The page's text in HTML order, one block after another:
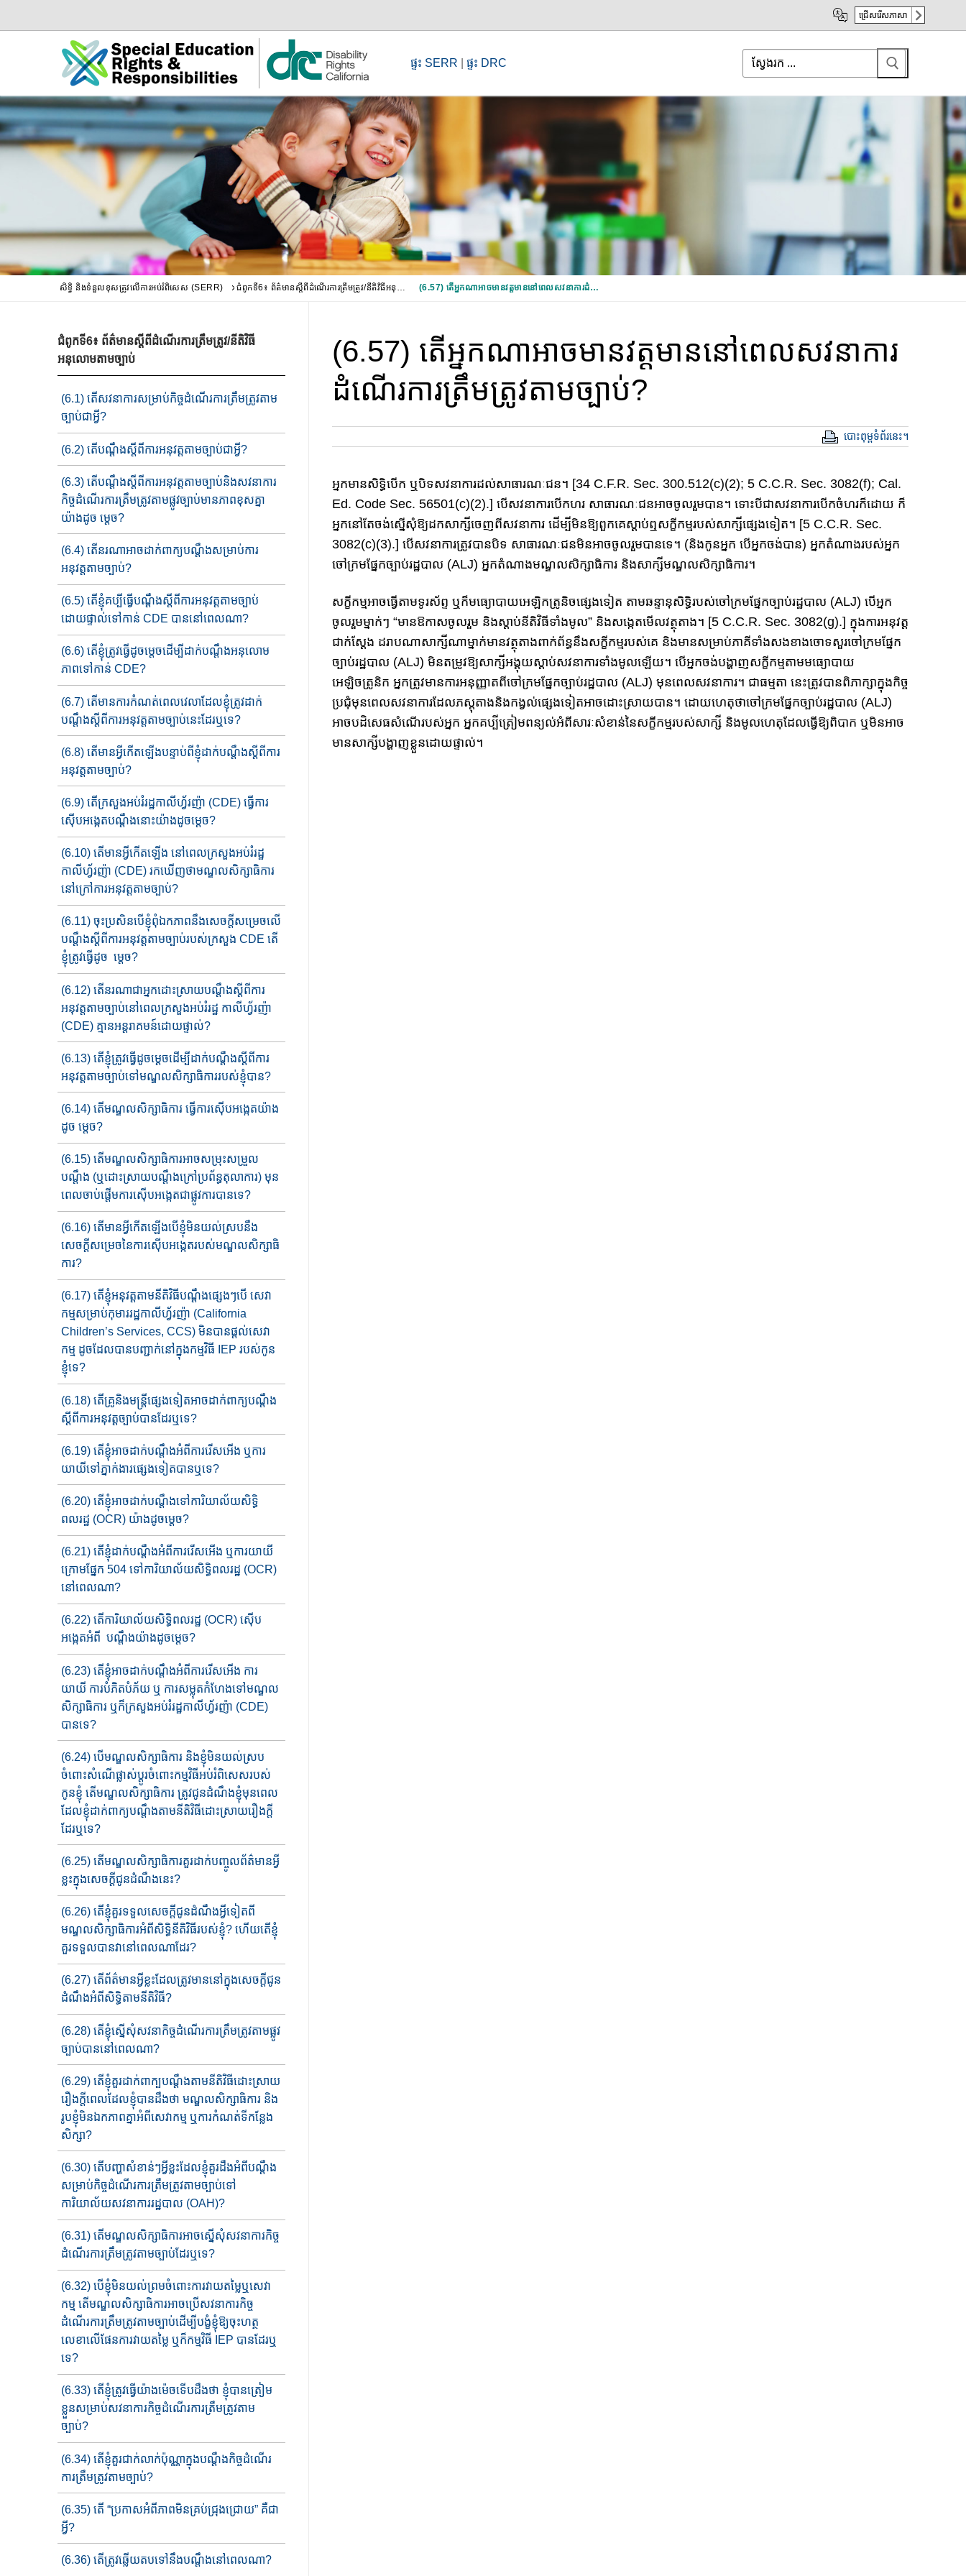
ជ្រើសរើសភាសា
ផ្ទះ SERR ផ្ទះ DRC
Search
for:
សិទ្ធិ និងទំនួលខុសត្រូវលើការអប់រំពិសេស (SERR) (6.57) តើ​អ្នក​ណាអាចមានវត្តមាននៅពេល​សវនាការ​ដំណើរការត្រឹមត្រូវតាមច្បាប់?
ជំពូកទី6៖ ព័ត៌មានស្តីពីដំណើរការត្រឹមត្រូវ/នីតិវិធី
អនុលោមតាមច្បាប់
(6.1) តើសវនាការសម្រាប់កិច្ច​ដំណើរការត្រឹមត្រូវ​តាម
ច្បាប់​ជាអ្វី?
(6.2) តើបណ្តឹងស្តីពី​ការអនុវត្ត​តាមច្បាប់​ជាអ្វី?
(6.3) តើ​បណ្តឹង​ស្តីពីការអនុវត្ត​តាមច្បាប់​និង​សវនាការ
កិច្ចដំណើរការត្រឹមត្រូវ​​​​តាម​ផ្លូវច្បាប់មាន​ភាព​ខុសគ្នា​
យ៉ាង​​ដូច ម្តេច?
(6.4) តើ​នរណា​​​អាច​ដាក់ពាក្យ​​បណ្តឹងសម្រាប់​ការ​
អនុវត្ត​តាមច្បាប់​​?​
(6.5) តើខ្ញុំ​​គប្បី​​ធ្វើបណ្តឹង​​​ស្តីពីការអនុវត្តតាមច្បាប់​
ដោយ​ផ្ទាល់ទៅកាន់ CDE បាននៅពេលណា?
(6.6) តើខ្ញុំត្រូវធ្វើដូចម្តេចដើម្បីដាក់​បណ្តឹង​អនុលោម
ភាពទៅកាន់ CDE?
(6.7) តើមានការ​កំណត់ពេលវេលា​ដែលខ្ញុំត្រូវដាក់​
បណ្តឹងស្តីពីការអនុវត្តតាម​​ច្បាប់​នេះ​ដែរ​ឬ​ទេ​?
(6.8) តើមានអ្វីកើតឡើងបន្ទាប់ពីខ្ញុំដាក់​បណ្តឹង​​ស្តីពីការ
អនុវត្តតាមច្បាប់​​?
(6.9) តើក្រសួងអប់រំរដ្ឋកាលីហ្វ័រញ៉ា (CDE) ធ្វើការ
ស៊ើបអង្កេត​បណ្តឹងនោះ​​​យ៉ាង​​ដូចម្តេច?
(6.10) តើមានអ្វីកើតឡើង នៅពេល​ក្រសួងអប់រំរដ្ឋ
កាលីហ្វ័រញ៉ា (CDE) រកឃើញថាមណ្ឌល​សិក្សា​ធិការ​
នៅក្រៅ​ការ​អនុវត្តតាមច្បាប់​?
(6.11) ចុះ​ប្រសិន​បើ​ខ្ញុំ​ពុំ​ឯកភាព​​នឹង​សេចក្តី​សម្រេច​លើ​
បណ្តឹង​ស្តីពី​ការអនុវត្តតាមច្បាប់​របស់​ក្រសួង​ CDE តើ​
ខ្ញុំ​ត្រូវ​ធ្វើ​ដូ​ច ម្តេ​​ច​​​​?
(6.12) តើនរណាជា​អ្នក​ដោះស្រាយបណ្តឹង​​ស្តីពីការ
អនុវត្តតាមច្បាប់​នៅពេល​​ក្រសួងអប់រំរដ្ឋ កាលីហ្វ័រញ៉ា
(CDE) គ្មាន​អន្តរាគមន៍​​ដោយ​​​ផ្ទាល់?
(6.13) តើខ្ញុំត្រូវធ្វើដូចម្តេចដើម្បីដាក់​បណ្តឹងស្តីពីការ
អនុវត្ត​តាមច្បាប់​ទៅមណ្ឌលសិក្សាធិការ​របស់​ខ្ញុំ​បាន​?
(6.14) តើមណ្ឌលសិក្សាធិការ​ ធ្វើការស៊ើបអង្កេត​​យ៉ាង​​
ដូច ម្តេច?
(6.15) តើមណ្ឌលសិក្សាធិការអាចសម្រុះសម្រួល​
បណ្តឹង​ (ឬដោះស្រាយ​បណ្តឹង​​ក្រៅ​ប្រព័ន្ធ​តុលាការ) មុន​
ពេលចាប់ផ្តើម​ការស៊ើបអង្កេតជាផ្លូវការបានទេ?
(6.16) តើមានអ្វីកើតឡើងបើ​ខ្ញុំមិនយល់ស្រប​នឹង
សេចក្តី​សម្រេចនៃការស៊ើប​អង្កេត​របស់​មណ្ឌល​សិក្សា​​ធិ
ការ?
(6.17) តើ​ខ្ញុំ​អនុវត្តតាមនីតិវិធីបណ្តឹងផ្សេងៗបើ សេវា
កម្ម​សម្រា​ប់កុមារ​រដ្ឋ​កាលីហ្វ័រញ៉ា​ (California
Children’s Services, CCS) ​មិន​បាន​ផ្តល់​សេវា
កម្ម​ ដូចដែលបានបញ្ជាក់នៅក្នុង​កម្មវិធី​ IEP របស់​កូន​
ខ្ញុំទេ?
(6.18) តើ​គ្រូ​និង​មន្ត្រី​ផ្សេងទៀត​អាច​ដាក់ពាក្យបណ្តឹង
ស្តីពីការអនុវត្ត​ច្បាប់​បានដែរឬទេ?
(6.19) តើខ្ញុំអាចដាក់​បណ្តឹង​អំពី​ការរើសអើង ​ឬ​ការ
យាយី​ទៅ​ភ្នាក់ងារផ្សេងទៀតបានឬទេ?
(6.20) តើខ្ញុំអាចដាក់​បណ្តឹង​ទៅការិយាល័យ​សិទ្ធិ
ពលរដ្ឋ​ (OCR) ​​យ៉ាង​​ដូចម្តេច?
(6.21) តើខ្ញុំដាក់បណ្តឹងអំពីការរើសអើង ឬការយាយី
ក្រោមផ្នែក​ 504 ទៅការិយាល័យ​សិទ្ធិពលរដ្ឋ​ (OCR)
នៅពេល​ណា?
(6.22) តើការិយាល័យ​សិទ្ធិពលរដ្ឋ​ (OCR) ស៊ើប
អង្កេតអំពី ​បណ្តឹង​​​យ៉ាង​​ដូចម្តេច?
(6.23) តើខ្ញុំអាចដាក់​បណ្តឹង​អំពី​ការរើសអើង ការ
យាយី ការបំភិតបំភ័យ ឬ ការសម្លុត​កំហែង​ទៅ​មណ្ឌល​
សិក្សាធិការ ឬ​ក៏​ក្រសួងអប់រំរដ្ឋកាលីហ្វ័រញ៉ា (CDE)
បានទេ?
(6.24) បើមណ្ឌលសិក្សាធិការ និងខ្ញុំ​មិនយល់ស្រប​
ចំពោះ​សំណើ​ផ្លាស់ប្តូរ​ចំពោះ​កម្មវិធី​អប់រំពិសេស​របស់​
កូនខ្ញុំ តើមណ្ឌលសិក្សា​ធិការ​ ត្រូវជូន​ដំណឹង​​ខ្ញុំ​មុន​ពេល​
ដែល​ខ្ញុំដាក់​ពាក្យបណ្តឹង​តាម​នីតិវិធី​ដោះស្រាយ​រឿងក្តី
ដែរឬទេ?
(6.25) តើមណ្ឌលសិក្សាធិការ​គួរដាក់បញ្ចូលព័ត៌មានអ្វី
ខ្លះក្នុងសេចក្តីជូនដំណឹងនេះ?
(6.26) តើខ្ញុំ​​គួរទទួលសេចក្តីជូនដំណឹងអ្វីទៀតពី
មណ្ឌលសិក្សាធិការ​អំពីសិទ្ធិនីតិវិធីរបស់​ខ្ញុំ? ហើយ​តើ​ខ្ញុំ
គួរទទួលបានវានៅពេលណាដែរ?
(6.27) តើព័ត៌មានអ្វីខ្លះដែលត្រូវ​មាននៅក្នុង​សេចក្តីជូន
ដំណឹង​អំពី​សិទ្ធិតាមនីតិវិធី?
(6.28) តើខ្ញុំស្នើសុំ​សវនាកិច្ចដំណើរការ​ត្រឹមត្រូវតាមផ្លូវ
ច្បាប់​បាននៅពេលណា?
(6.29) តើខ្ញុំគួរដាក់ពាក្បបណ្តឹងតាមនីតិវិធីដោះស្រាយ
រឿងក្តីពេ​លដែលខ្ញុំបានដឹងថា មណ្ឌល​សិក្សាធិការ​ និង
រូបខ្ញុំមិនឯកភា​ពគ្នាអំពីសេវាកម្ម ឬការកំណត់ទីកន្លែង
សិក្សា?
(6.30) តើបញ្ហាសំខាន់ៗអ្វីខ្លះដែលខ្ញុំគួរដឹងអំពីបណ្តឹង​
សម្រាប់កិច្ចដំណើរការត្រឹមត្រូវតាមច្បាប់​ទៅ​​
ការិយាល័យ​​សវនាការ​​រដ្ឋបា​ល (OAH)?
(6.31) តើមណ្ឌលសិក្សាធិការអាចស្នើសុំសវនាការកិច្ច
ដំណើរការ​ត្រឹមត្រូវតាមច្បាប់​​ដែរ​ឬទេ?
(6.32) បើខ្ញុំមិនយល់ព្រមចំពោះការវាយតម្លៃឬ​​សេវា
កម្ម តើមណ្ឌលសិក្សាធិការ​​អាច​ប្រើ​សវនាការ​កិច្ច​
ដំណើរការត្រឹមត្រូវតាមច្បាប់​ដើម្បីបង្ខំខ្ញុំឱ្យចុះហត្ថ
លេខាលើផែនការ​វាយតម្លៃ ឬ​ក៏​​កម្មវិធី​ IEP បានដែរឬ
ទេ?
(6.33) តើខ្ញុំត្រូវធ្វើ​​យ៉ាង​​ម៉េចទើបដឹងថា ខ្ញុំបាន​ត្រៀម
ខ្លួនសម្រាប់សវនាការកិច្ចដំណើរការ​ត្រឹមត្រូវតាម
ច្បាប់?
(6.34) តើខ្ញុំគួរជាក់លាក់ប៉ុណ្ណាក្នុង​បណ្តឹង​កិច្ចដំណើរ
ការត្រឹមត្រូវតាមច្បាប់?
(6.35) តើ​​​ “ប្រកាសអំពី​ភាព​មិន​គ្រប់​ជ្រុង​ជ្រោយ” គឺជា
អ្វី?
(6.36) តើត្រូវឆ្លើយតបទៅនឹងបណ្តឹងនៅពេលណា?
(6.57) តើ​អ្នក​ណាអាចមានវត្តមាននៅពេល​សវនាការ​
ដំណើរការត្រឹមត្រូវតាមច្បាប់?
បោះពុម្ពទំព័រនេះ។
​អ្នក​មានសិទ្ធិបើក ឬបិទសវនាការដល់សាធារណៈជន។ [34 C.F.R. Sec. 300.512​(c)​(2); 5 C.C.R. Sec. 3082(f); Cal.
Ed. Code Sec. 56501(c)(2).] បើសវនាការ​បើកហរ សាធារណៈជនអាចចូលរួមបាន។ ​ទោះ​បីជាសវនាការបើកចំហរ​ក៏​​ដោយ​​​ ​ក៏​​​
អ្នក​នៅតែចង់​ស្នើសុំឱ្យ​ដក​សាក្សី​ចេញ​ពី​សវនាការ ដើម្បី​មិន​ឱ្យ​ពួក​គេ​ស្តាប់ឮសក្ខី​ក​ម្មរបស់សាក្សីផ្សេងទៀត។ [5 C.C.R. Sec.
3082(c)(3).] បើសវនាការត្រូវបានបិទ សាធារណៈជនមិនអាចចូលរួមបានទេ។ (និងកូន​អ្នក​ បើ​អ្នក​ចង់បាន) ​អ្នក​តំណាងរបស់​អ្នក​​
ចៅ​​ក្រម​​​ផ្នែក​​​ច្បាប់​​​រដ្ឋបាល​ (ALJ) ​អ្នក​តំណាង​មណ្ឌល​សិក្សា​ធិការ​ និង​សា​ក្សីមណ្ឌលសិក្សាធិការ​។
សក្ខីកម្មអាចធ្វើតាមទូរស័ព្ទ ឬ​ក៏​មធ្យោបាយអេឡិកត្រូនិចផ្សេងទៀត​ តាមឆន្ទានុសិ​ទ្ធិ​របស់​ចៅ​​ក្រម​​​ផ្នែក​​​ច្បាប់​​​​រដ្ឋបាល​ (ALJ) បើ​អ្នក​
ចូលរួមម្នាក់ៗ “មានឱកាសចូលរួម និង​ស្តាប់​នីតិវិធី​ទាំងមូល” និង​សង្កេតមើល​វត្ថុតាង​។ [5 C.C.R. Sec. 3082(g).] ក្នុងការអនុវត្ត
ជាក់ស្តែង ដរាបណាសាក្សីណាម្នាក់មាន​វត្ថុតាង​ពាក់ព័ន្ធនឹង​សក្ខីកម្ម​របស់​គេ​ និងមានសម្រាប់​ភាគី​ទាំងសងខាង​ចោទសួរ​ចៅ​​ក្រម​​​ផ្នែក​​​
ច្បាប់​​​រដ្ឋបាល​ (ALJ) មិនតម្រូវឱ្យសាក្សី​អង្គុយ​ស្តាប់​សវនាការ​ទាំង​មូល​​ឡើយ។ បើ​អ្នក​ចង់បង្ហាញសក្ខីកម្មតាមមធ្យោបាយ
អេឡិចត្រូនិក ​អ្នក​ត្រូវមានការអនុញ្ញាតពី​ចៅ​​ក្រម​​​ផ្នែក​​​ច្បាប់​​​រដ្ឋបាល​ (ALJ) មុនពេលសវនាការ។ ជាធម្មតា នេះត្រូវបានពិភាក្សា​ក្នុង​កិច្ច
ប្រជុំ​មុន​ពេល​សវនាការ​ដែល​ភស្តុតាង​និង​កង្វល់​ផ្សេង​ទៀត​អាច​ដោះស្រាយបាន។ ​ដោយ​​ហេតុថា​ចៅ​​ក្រម​​​ផ្នែក​​​ច្បាប់​​​រដ្ឋបាល​ (ALJ)
អាចបដិសេធសំណើរបស់​អ្នក​ ​អ្នក​​​គប្បី​​ត្រៀម​ពន្យល់​អំពី​សារៈសំខាន់​នៃ​សក្ខីកម្មរបស់សាក្សី និងមូលហេតុដែលធ្វើឱ្យពិបាក ​ឬមិនអាច
មាន​សាក្សី​បង្ហាញ​ខ្លួន​​ដោយ​​​ផ្ទាល់។